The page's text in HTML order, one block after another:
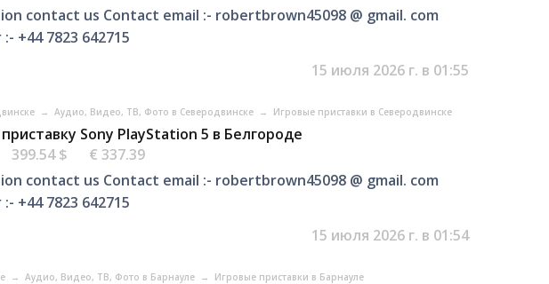
contact us Contact email :- robertbrown45098 @ gmail. com
+44 7823 642715
15 июля 2026 г. в 01:55
→ Аудио, Видео, ТВ, Фото в Северодвинске → Игровые приставки в Северодвинске
Sony PlayStation 5 в Белгороде
399.54 $
€ 337.39
contact us Contact email :- robertbrown45098 @ gmail. com
+44 7823 642715
15 июля 2026 г. в 01:54
→ Аудио, Видео, ТВ, Фото в Барнауле → Игровые приставки в Барнауле